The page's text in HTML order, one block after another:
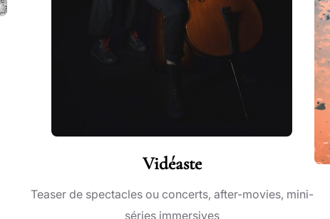
Vidéaste
Teaser de spectacles ou concerts, after-movies, mini-
séries immersives